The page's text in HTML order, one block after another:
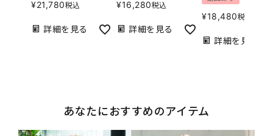
¥21,780税込
詳細を見る
¥16,280税込
詳細を見る
¥18,480税込
詳細を見る
あなたにおすすめのアイテム